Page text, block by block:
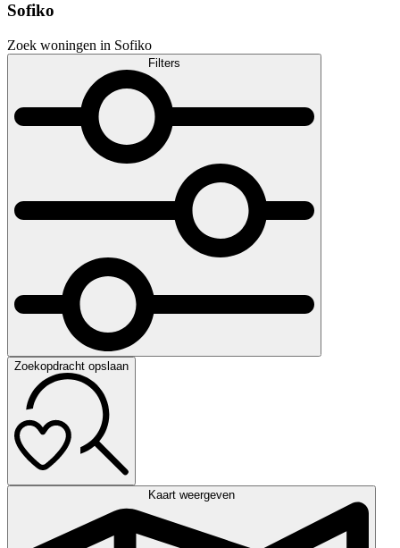
Sofiko
Zoek woningen in Sofiko
Filters
Zoekopdracht opslaan
Kaart weergeven